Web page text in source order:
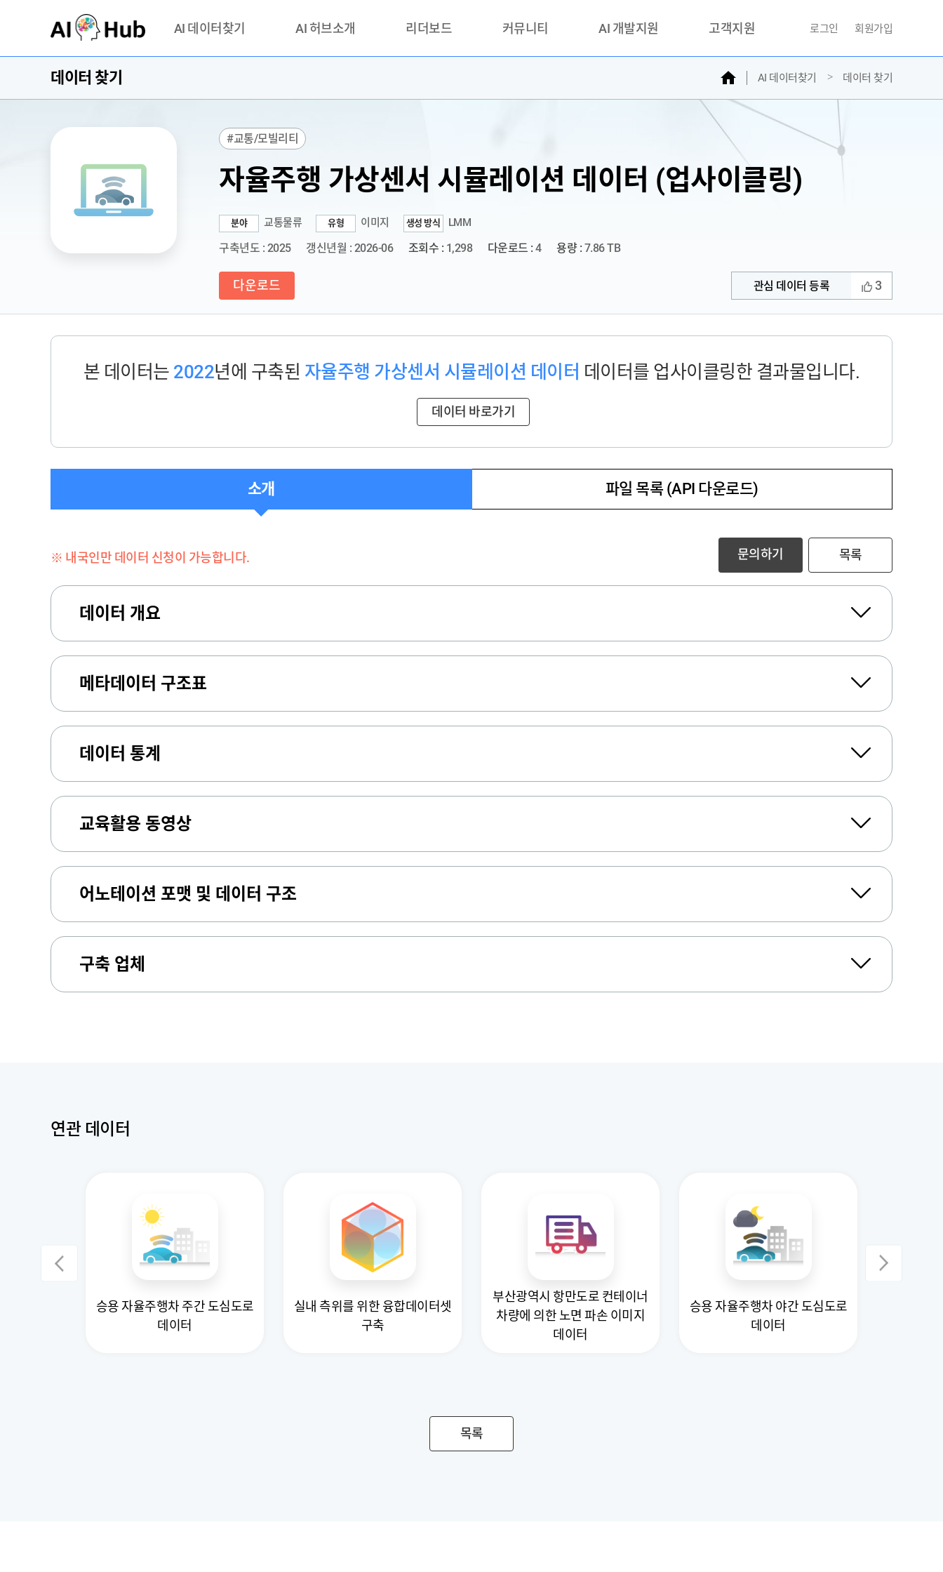
AI 데이터찾기
기관 제공 데이터
AI 허브 오픈 API
AI 허브소개
안심존이란?
이용정책
리더보드 커뮤니티
활용성과 우수사례
AI 개발지원 고객지원
문의하기
자주찾는질문
민원접수
AI데이터등록신청
성과조사
로그인 회원가입
데이터 찾기 홈 AI 데이터찾기 데이터 찾기
#교통/모빌리티
자율주행 가상센서 시뮬레이션 데이터 (업사이클링)
분야 교통물류 유형 이미지 생성 방식 LMM
구축년도 : 2025 갱신년월 : 2026-06 조회수 : 1,298 다운로드 : 4 용량 : 7.86 TB
다운로드 관심 데이터 등록 3
본 데이터는 2022년에 구축된 자율주행 가상센서 시뮬레이션 데이터 데이터를 업사이클링한 결과물입니다.
데이터 바로가기
소개 파일 목록 (API 다운로드)
※ 내국인만 데이터 신청이 가능합니다. 문의하기 목록
데이터 개요
메타데이터 구조표
데이터 통계
교육활용 동영상
어노테이션 포맷 및 데이터 구조
구축 업체
연관 데이터
승용 자율주행차 주간 도심도로
데이터
실내 측위를 위한 융합데이터셋
구축
부산광역시 항만도로 컨테이너
차량에 의한 노면 파손 이미지
데이터
승용 자율주행차 야간 도심도로
데이터
목록